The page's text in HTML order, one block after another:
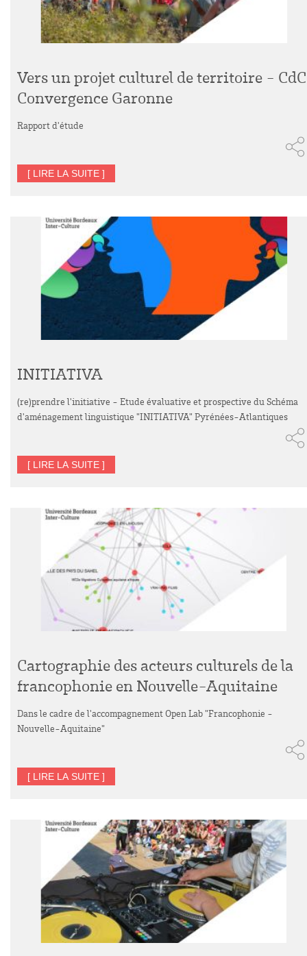
Vers un projet culturel de territoire - CdC
Convergence Garonne
Rapport d'étude
[ LIRE LA SUITE ]
INITIATIVA
(re)prendre l'initiative - Etude évaluative et prospective du Schéma
d'aménagement linguistique "INITIATIVA" Pyrénées-Atlantiques
[ LIRE LA SUITE ]
Cartographie des acteurs culturels de la
francophonie en Nouvelle-Aquitaine
Dans le cadre de l'accompagnement Open Lab "Francophonie -
Nouvelle-Aquitaine"
[ LIRE LA SUITE ]